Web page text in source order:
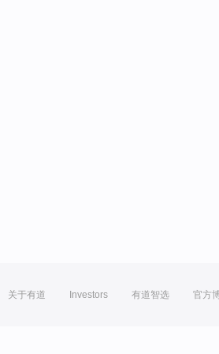
关于有道 Investors 有道智选 官方